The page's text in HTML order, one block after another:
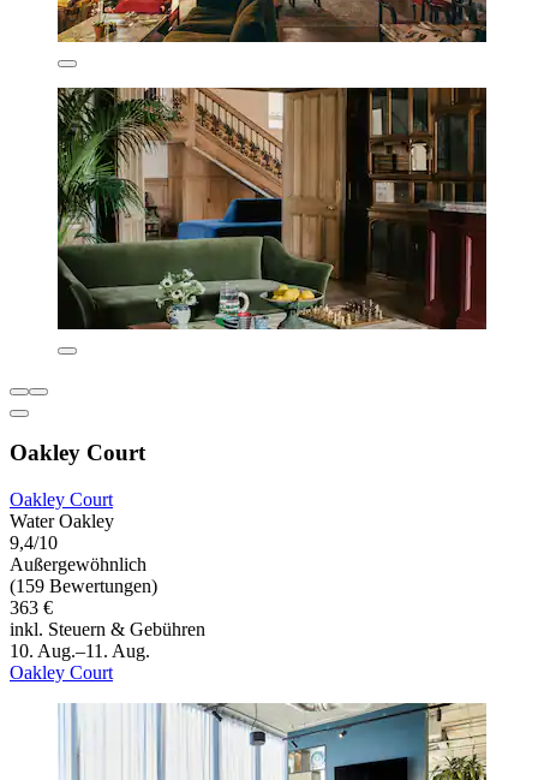
Oakley Court
Oakley Court
Water Oakley
9,4/10
Außergewöhnlich
(159 Bewertungen)
363 €
inkl. Steuern & Gebühren
10. Aug.–11. Aug.
Oakley Court